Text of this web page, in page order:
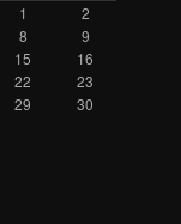
1
2
8
9
15
16
22
23
29
30